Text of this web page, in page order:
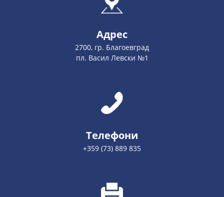
Адрес
2700, гр. Благоевград
пл. Васил Левски №1
Телефони
+359 (73) 889 835